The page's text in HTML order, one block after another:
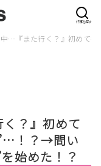
…『また行く？』初めて
？』初めて
！？→問い
始めた！？